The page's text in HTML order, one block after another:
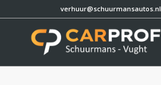
verhuur@schuurmansautos.nl